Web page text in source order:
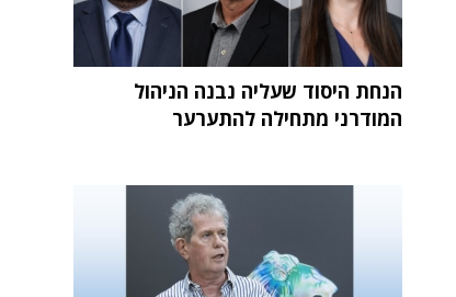
הנחת היסוד שעליה נבנה הניהול
המודרני מתחילה להתערער